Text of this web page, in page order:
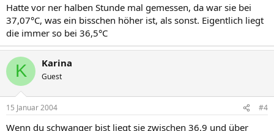
Hatte vor ner halben Stunde mal gemessen, da war sie bei
37,07°C, was ein bisschen höher ist, als sonst. Eigentlich liegt
die immer so bei 36,5°C
K Karina
Guest
15 Januar 2004 #4
Wenn du schwanger bist liegt sie zwischen 36,9 und über